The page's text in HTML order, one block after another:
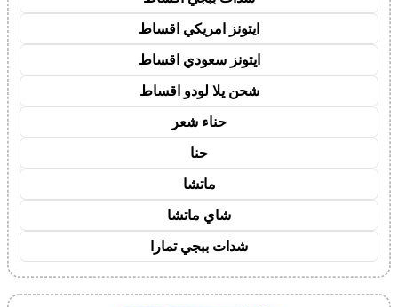
ايتونز امريكي اقساط
ايتونز سعودي اقساط
شحن يلا لودو اقساط
حناء شعر
حنا
ماتشا
شاي ماتشا
شدات ببجي تمارا